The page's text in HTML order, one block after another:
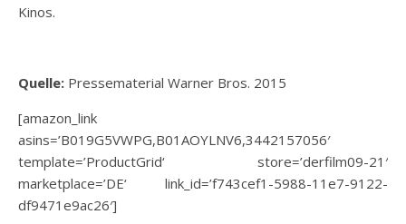
Kinos.
Quelle: Pressematerial Warner Bros. 2015
[amazon_link
asins=’B019G5VWPG,B01AOYLNV6,3442157056′
template=’ProductGrid‘ store=’derfilm09-21′
marketplace=’DE‘ link_id=’f743cef1-5988-11e7-9122-
df9471e9ac26′]